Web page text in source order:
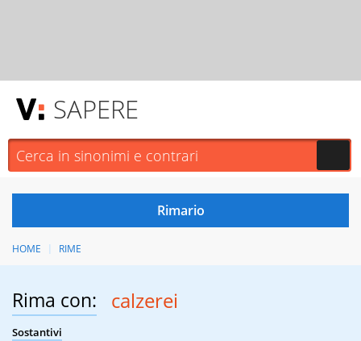
SAPERE
HOME RIME
Rima con: calzerei
Sostantivi